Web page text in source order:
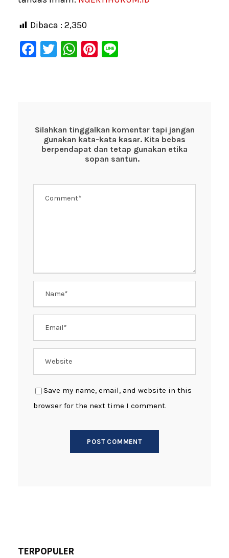
Dibaca : 2,350
F
o
o
T
W
p
p
Pi
Silahkan tinggalkan komentar tapi jangan
gunakan kata-kata kasar. Kita bebas
berpendapat dan tetap gunakan etika
sopan santun.
Save my name, email, and website in this
browser for the next time I comment.
TERPOPULER